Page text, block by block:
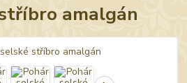
amalgán